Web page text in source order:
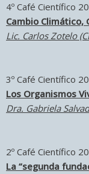
4º Café Científico
Cambio Climático,
Lic. Carlos Zotelo
3º Café Científico
Los Organismos
Dra. Gabriela
2º Café Científico
La “segunda